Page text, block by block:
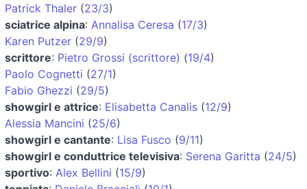
Patrick Thaler (23/3)
sciatrice alpina: Annalisa Ceresa (17/3)
Karen Putzer (29/9)
scrittore: Pietro Grossi (scrittore) (19/4)
Paolo Cognetti (27/1)
Fabio Ghezzi (29/5)
showgirl e attrice: Elisabetta Canalis (12/9)
Alessia Mancini (25/6)
showgirl e cantante: Lisa Fusco (9/11)
showgirl e conduttrice televisiva: Serena Garitta (24/5)
sportivo: Alex Bellini (15/9)